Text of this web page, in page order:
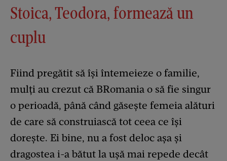
Stoica, Teodora, formează un
cuplu
Fiind pregătit să își întemeieze o familie,
mulți au crezut că BRomania o să fie singur
o perioadă, până când găsește femeia alături
de care să construiască tot ceea ce își
dorește. Ei bine, nu a fost deloc așa și
dragostea i-a bătut la ușă mai repede decât